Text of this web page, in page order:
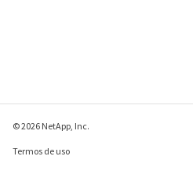
© 2026 NetApp, Inc.
Termos de uso